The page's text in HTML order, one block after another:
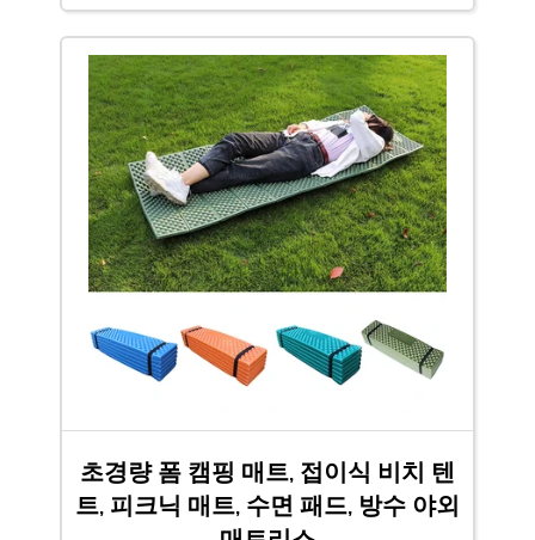
초경량 폼 캠핑 매트, 접이식 비치 텐
트, 피크닉 매트, 수면 패드, 방수 야외